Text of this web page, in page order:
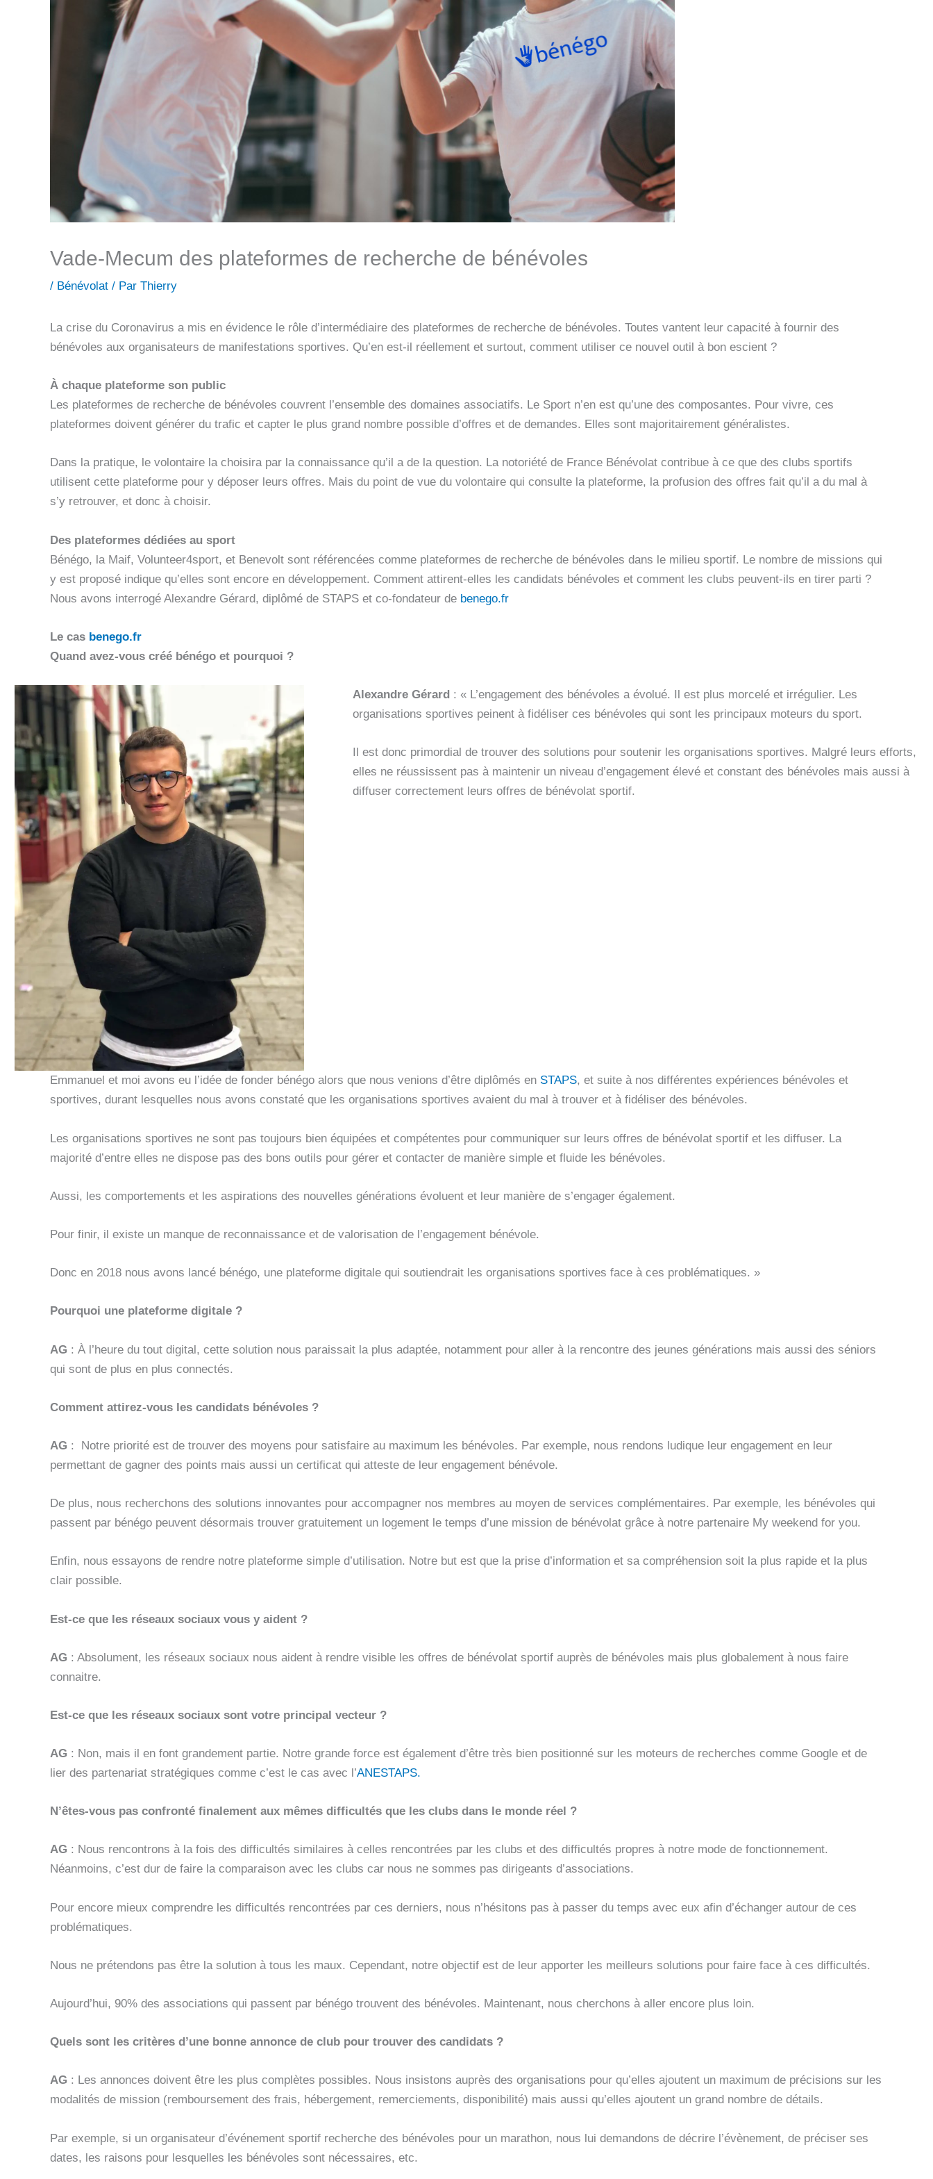
Vade-Mecum des plateformes de recherche de bénévoles
/ Bénévolat / Par Thierry
La crise du Coronavirus a mis en évidence le rôle d’intermédiaire des plateformes de recherche de bénévoles. Toutes vantent leur capacité à fournir des
bénévoles aux organisateurs de manifestations sportives. Qu’en est-il réellement et surtout, comment utiliser ce nouvel outil à bon escient ?
À chaque plateforme son public
Les plateformes de recherche de bénévoles couvrent l’ensemble des domaines associatifs. Le Sport n’en est qu’une des composantes. Pour vivre, ces
plateformes doivent générer du trafic et capter le plus grand nombre possible d’offres et de demandes. Elles sont majoritairement généralistes.
Dans la pratique, le volontaire la choisira par la connaissance qu’il a de la question. La notoriété de France Bénévolat contribue à ce que des clubs sportifs
utilisent cette plateforme pour y déposer leurs offres. Mais du point de vue du volontaire qui consulte la plateforme, la profusion des offres fait qu’il a du mal à
s’y retrouver, et donc à choisir.
Des plateformes dédiées au sport
Bénégo, la Maif, Volunteer4sport, et Benevolt sont référencées comme plateformes de recherche de bénévoles dans le milieu sportif. Le nombre de missions qui
y est proposé indique qu’elles sont encore en développement. Comment attirent-elles les candidats bénévoles et comment les clubs peuvent-ils en tirer parti ?
Nous avons interrogé Alexandre Gérard, diplômé de STAPS et co-fondateur de benego.fr
Le cas benego.fr
Quand avez-vous créé bénégo et pourquoi ?
Alexandre Gérard : « L’engagement des bénévoles a évolué. Il est plus morcelé et irrégulier. Les
organisations sportives peinent à fidéliser ces bénévoles qui sont les principaux moteurs du sport.
Il est donc primordial de trouver des solutions pour soutenir les organisations sportives. Malgré leurs efforts,
elles ne réussissent pas à maintenir un niveau d’engagement élevé et constant des bénévoles mais aussi à
diffuser correctement leurs offres de bénévolat sportif.
Emmanuel et moi avons eu l’idée de fonder bénégo alors que nous venions d’être diplômés en STAPS, et suite à nos différentes expériences bénévoles et
sportives, durant lesquelles nous avons constaté que les organisations sportives avaient du mal à trouver et à fidéliser des bénévoles.
Les organisations sportives ne sont pas toujours bien équipées et compétentes pour communiquer sur leurs offres de bénévolat sportif et les diffuser. La
majorité d’entre elles ne dispose pas des bons outils pour gérer et contacter de manière simple et fluide les bénévoles.
Aussi, les comportements et les aspirations des nouvelles générations évoluent et leur manière de s’engager également.
Pour finir, il existe un manque de reconnaissance et de valorisation de l’engagement bénévole.
Donc en 2018 nous avons lancé bénégo, une plateforme digitale qui soutiendrait les organisations sportives face à ces problématiques. »
Pourquoi une plateforme digitale ?
AG : À l’heure du tout digital, cette solution nous paraissait la plus adaptée, notamment pour aller à la rencontre des jeunes générations mais aussi des séniors
qui sont de plus en plus connectés.
Comment attirez-vous les candidats bénévoles ?
AG : Notre priorité est de trouver des moyens pour satisfaire au maximum les bénévoles. Par exemple, nous rendons ludique leur engagement en leur
permettant de gagner des points mais aussi un certificat qui atteste de leur engagement bénévole.
De plus, nous recherchons des solutions innovantes pour accompagner nos membres au moyen de services complémentaires. Par exemple, les bénévoles qui
passent par bénégo peuvent désormais trouver gratuitement un logement le temps d’une mission de bénévolat grâce à notre partenaire My weekend for you.
Enfin, nous essayons de rendre notre plateforme simple d’utilisation. Notre but est que la prise d’information et sa compréhension soit la plus rapide et la plus
clair possible.
Est-ce que les réseaux sociaux vous y aident ?
AG : Absolument, les réseaux sociaux nous aident à rendre visible les offres de bénévolat sportif auprès de bénévoles mais plus globalement à nous faire
connaitre.
Est-ce que les réseaux sociaux sont votre principal vecteur ?
AG : Non, mais il en font grandement partie. Notre grande force est également d’être très bien positionné sur les moteurs de recherches comme Google et de
lier des partenariat stratégiques comme c’est le cas avec l’ANESTAPS.
N’êtes-vous pas confronté finalement aux mêmes difficultés que les clubs dans le monde réel ?
AG : Nous rencontrons à la fois des difficultés similaires à celles rencontrées par les clubs et des difficultés propres à notre mode de fonctionnement.
Néanmoins, c’est dur de faire la comparaison avec les clubs car nous ne sommes pas dirigeants d’associations.
Pour encore mieux comprendre les difficultés rencontrées par ces derniers, nous n’hésitons pas à passer du temps avec eux afin d’échanger autour de ces
problématiques.
Nous ne prétendons pas être la solution à tous les maux. Cependant, notre objectif est de leur apporter les meilleurs solutions pour faire face à ces difficultés.
Aujourd’hui, 90% des associations qui passent par bénégo trouvent des bénévoles. Maintenant, nous cherchons à aller encore plus loin.
Quels sont les critères d’une bonne annonce de club pour trouver des candidats ?
AG : Les annonces doivent être les plus complètes possibles. Nous insistons auprès des organisations pour qu’elles ajoutent un maximum de précisions sur les
modalités de mission (remboursement des frais, hébergement, remerciements, disponibilité) mais aussi qu’elles ajoutent un grand nombre de détails.
Par exemple, si un organisateur d’événement sportif recherche des bénévoles pour un marathon, nous lui demandons de décrire l’évènement, de préciser ses
dates, les raisons pour lesquelles les bénévoles sont nécessaires, etc.